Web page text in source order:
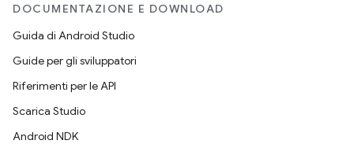
DOCUMENTAZIONE E DOWNLOAD
Guida di Android Studio
Guide per gli sviluppatori
Riferimenti per le API
Scarica Studio
Android NDK